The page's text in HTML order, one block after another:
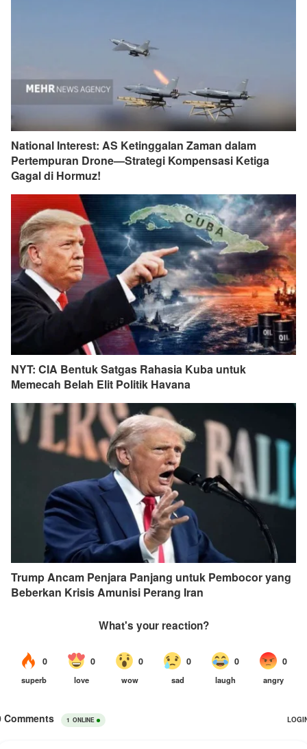
National Interest: AS Ketinggalan Zaman dalam
Pertempuran Drone—Strategi Kompensasi Ketiga
Gagal di Hormuz!
NYT: CIA Bentuk Satgas Rahasia Kuba untuk
Memecah Belah Elit Politik Havana
Trump Ancam Penjara Panjang untuk Pembocor yang
Beberkan Krisis Amunisi Perang Iran